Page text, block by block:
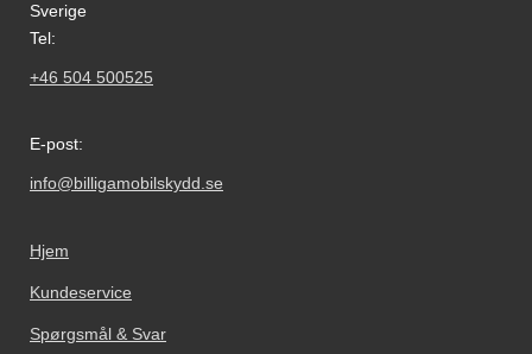
Sverige
Tel:
+46 504 500525
E-post:
info@billigamobilskydd.se
Hjem
Kundeservice
Spørgsmål & Svar